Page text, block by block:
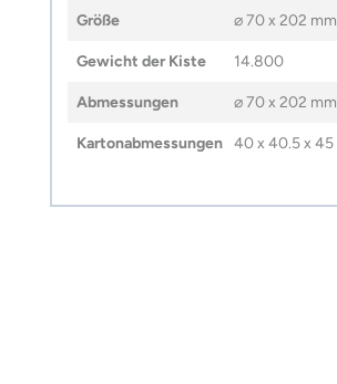
Größe ⌀ 70 x 202 mm
Gewicht der Kiste 14.800
Abmessungen ⌀ 70 x 202 mm
Kartonabmessungen 40 x 40.5 x 45